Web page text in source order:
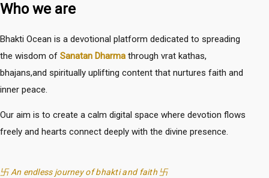
Who we are
Bhakti Ocean is a devotional platform dedicated to spreading
the wisdom of Sanatan Dharma through vrat kathas,
bhajans,and spiritually uplifting content that nurtures faith and
inner peace.
Our aim is to create a calm digital space where devotion flows
freely and hearts connect deeply with the divine presence.
卐 An endless journey of bhakti and faith 卐